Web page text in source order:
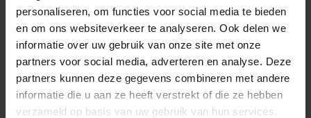
personaliseren, om functies voor social media te bieden
en om ons websiteverkeer te analyseren. Ook delen we
informatie over uw gebruik van onze site met onze
partners voor social media, adverteren en analyse. Deze
partners kunnen deze gegevens combineren met andere
informatie die u aan ze heeft verstrekt of die ze hebben
verzameld op basis van uw gebruik van hun services.
Bovenmateriaal Leder
Voering Textiel
Neusbeveiliging Staal
Zoolbeveiliging Kunststof